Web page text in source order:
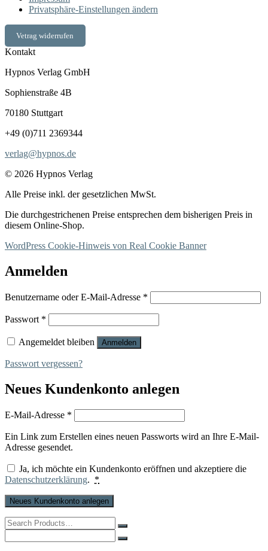
Privatsphäre-Einstellungen ändern
Vetrag widerrufen
Kontakt
Hypnos Verlag GmbH
Sophienstraße 4B
70180 Stuttgart
+49 (0)711 2369344
verlag@hypnos.de
© 2026 Hypnos Verlag
Alle Preise inkl. der gesetzlichen MwSt.
Die durchgestrichenen Preise entsprechen dem bisherigen Preis in
diesem Online-Shop.
WordPress Cookie-Hinweis von Real Cookie Banner
Anmelden
Benutzername oder E-Mail-Adresse *
Passwort *
Angemeldet bleiben Anmelden
Passwort vergessen?
Neues Kundenkonto anlegen
E-Mail-Adresse *
Ein Link zum Erstellen eines neuen Passworts wird an Ihre E-Mail-
Adresse gesendet.
Ja, ich möchte ein Kundenkonto eröffnen und akzeptiere die
Datenschutzerklärung. *
Neues Kundenkonto anlegen
Search
for:
for: